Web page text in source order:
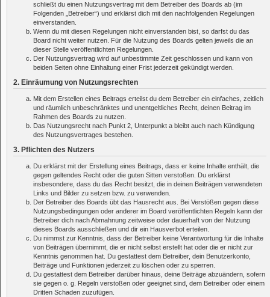
schließt du einen Nutzungsvertrag mit dem Betreiber des Boards ab (im
Folgenden „Betreiber“) und erklärst dich mit den nachfolgenden Regelungen
einverstanden.
Wenn du mit diesen Regelungen nicht einverstanden bist, so darfst du das
Board nicht weiter nutzen. Für die Nutzung des Boards gelten jeweils die an
dieser Stelle veröffentlichten Regelungen.
Der Nutzungsvertrag wird auf unbestimmte Zeit geschlossen und kann von
beiden Seiten ohne Einhaltung einer Frist jederzeit gekündigt werden.
2. Einräumung von Nutzungsrechten
Mit dem Erstellen eines Beitrags erteilst du dem Betreiber ein einfaches, zeitlich
und räumlich unbeschränktes und unentgeltliches Recht, deinen Beitrag im
Rahmen des Boards zu nutzen.
Das Nutzungsrecht nach Punkt 2, Unterpunkt a bleibt auch nach Kündigung
des Nutzungsvertrages bestehen.
3. Pflichten des Nutzers
Du erklärst mit der Erstellung eines Beitrags, dass er keine Inhalte enthält, die
gegen geltendes Recht oder die guten Sitten verstoßen. Du erklärst
insbesondere, dass du das Recht besitzt, die in deinen Beiträgen verwendeten
Links und Bilder zu setzen bzw. zu verwenden.
Der Betreiber des Boards übt das Hausrecht aus. Bei Verstößen gegen diese
Nutzungsbedingungen oder anderer im Board veröffentlichten Regeln kann der
Betreiber dich nach Abmahnung zeitweise oder dauerhaft von der Nutzung
dieses Boards ausschließen und dir ein Hausverbot erteilen.
Du nimmst zur Kenntnis, dass der Betreiber keine Verantwortung für die Inhalte
von Beiträgen übernimmt, die er nicht selbst erstellt hat oder die er nicht zur
Kenntnis genommen hat. Du gestattest dem Betreiber, dein Benutzerkonto,
Beiträge und Funktionen jederzeit zu löschen oder zu sperren.
Du gestattest dem Betreiber darüber hinaus, deine Beiträge abzuändern, sofern
sie gegen o. g. Regeln verstoßen oder geeignet sind, dem Betreiber oder einem
Dritten Schaden zuzufügen.